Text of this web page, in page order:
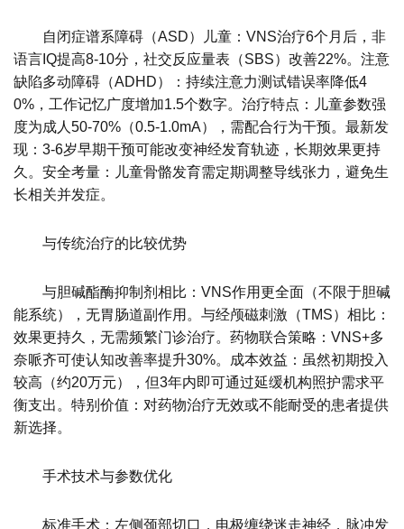
自闭症谱系障碍（ASD）儿童：VNS治疗6个月后，非
语言IQ提高8-10分，社交反应量表（SBS）改善22%。注意
缺陷多动障碍（ADHD）：持续注意力测试错误率降低4
0%，工作记忆广度增加1.5个数字。治疗特点：儿童参数强
度为成人50-70%（0.5-1.0mA），需配合行为干预。最新发
现：3-6岁早期干预可能改变神经发育轨迹，长期效果更持
久。安全考量：儿童骨骼发育需定期调整导线张力，避免生
长相关并发症。
与传统治疗的比较优势
与胆碱酯酶抑制剂相比：VNS作用更全面（不限于胆碱
能系统），无胃肠道副作用。与经颅磁刺激（TMS）相比：
效果更持久，无需频繁门诊治疗。药物联合策略：VNS+多
奈哌齐可使认知改善率提升30%。成本效益：虽然初期投入
较高（约20万元），但3年内即可通过延缓机构照护需求平
衡支出。特别价值：对药物治疗无效或不能耐受的患者提供
新选择。
手术技术与参数优化
标准手术：左侧颈部切口，电极缠绕迷走神经，脉冲发